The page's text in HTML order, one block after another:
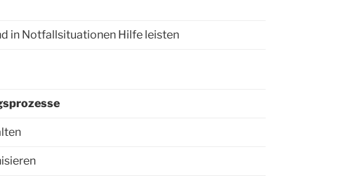
in Notfallsituationen Hilfe leisten